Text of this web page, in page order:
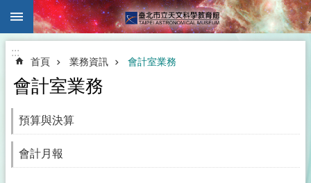
跳到主要內容區塊
:::
首頁 業務資訊 會計室業務
會計室業務
預算與決算
會計月報